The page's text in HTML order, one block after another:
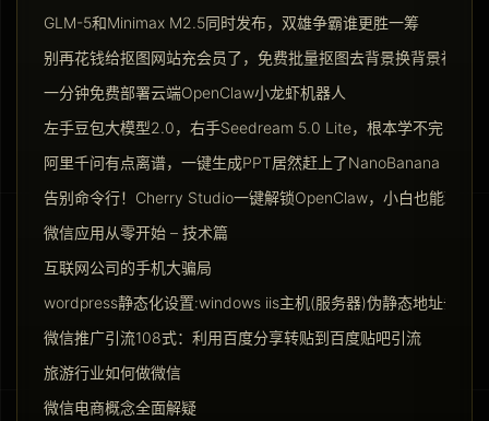
GLM-5和Minimax M2.5同时发布，双雄争霸谁更胜一筹
别再花钱给抠图网站充会员了，免费批量抠图去背景换背景神器
一分钟免费部署云端OpenClaw小龙虾机器人
左手豆包大模型2.0，右手Seedream 5.0 Lite，根本学不完
阿里千问有点离谱，一键生成PPT居然赶上了NanoBanana Pro
告别命令行！Cherry Studio一键解锁OpenClaw，小白也能玩转
微信应用从零开始 – 技术篇
互联网公司的手机大骗局
wordpress静态化设置:windows iis主机(服务器)伪静态地址去掉
微信推广引流108式：利用百度分享转贴到百度贴吧引流
旅游行业如何做微信
微信电商概念全面解疑